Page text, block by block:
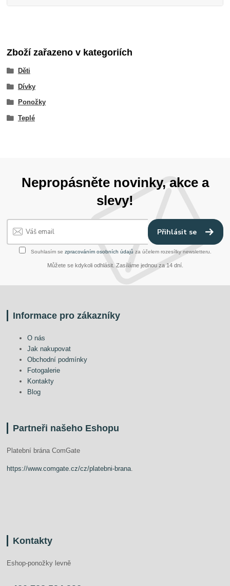
Zboží zařazeno v kategoriích
Děti
Dívky
Ponožky
Teplé
Nepropásněte novinky, akce a
slevy!
Přihlásit se
Souhlasím se zpracováním osobních údajů za účelem rozesílky newsletteru.
Můžete se kdykoli odhlásit. Zasíláme jednou za 14 dní.
Informace pro zákazníky
O nás
Jak nakupovat
Obchodní podmínky
Fotogalerie
Kontakty
Blog
Partneři našeho Eshopu
Platební brána ComGate
https://www.comgate.cz/cz/platebni-brana
Kontakty
Eshop-ponožky levně